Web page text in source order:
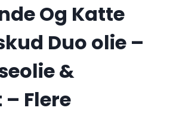
Og Katte
Duo olie –
&
Flere